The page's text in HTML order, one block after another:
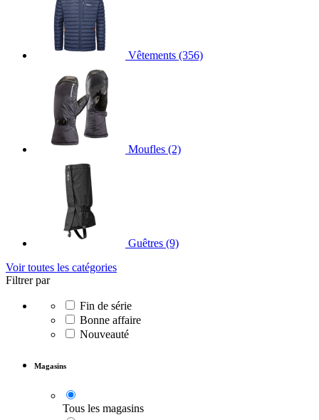
Vêtements (356)
Moufles (2)
Guêtres (9)
Voir toutes les catégories
Filtrer par
Fin de série
Bonne affaire
Nouveauté
Magasins
Tous les magasins